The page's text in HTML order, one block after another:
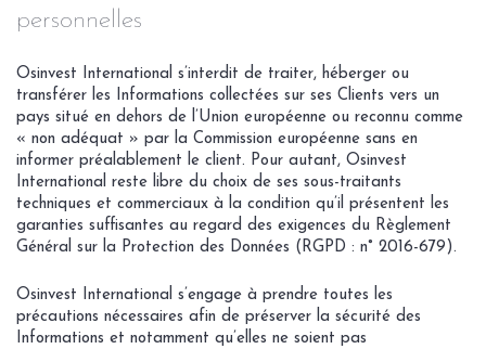
personnelles
Osinvest International s’interdit de traiter, héberger ou
transférer les Informations collectées sur ses Clients vers un
pays situé en dehors de l’Union européenne ou reconnu comme
« non adéquat » par la Commission européenne sans en
informer préalablement le client. Pour autant, Osinvest
International reste libre du choix de ses sous-traitants
techniques et commerciaux à la condition qu’il présentent les
garanties suffisantes au regard des exigences du Règlement
Général sur la Protection des Données (RGPD : n° 2016-679).
Osinvest International s’engage à prendre toutes les
précautions nécessaires afin de préserver la sécurité des
Informations et notamment qu’elles ne soient pas